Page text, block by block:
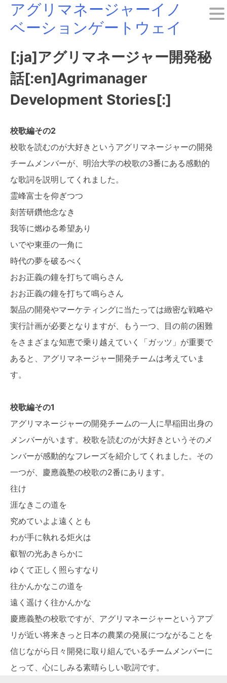
Skipアグリマネージャーイノ
ベーションゲートウェイ
[:ja]アグリマネージャー開発秘
話[:en]Agrimanager
Development Stories[:]
校歌編その2
校歌を読むのが大好きというアグリマネージャーの開発
チームメンバーが、明治大学の校歌の3番にある感動的
な歌詞を説明してくれました。
霊峰富士を仰ぎつつ
刻苦研鑽他念なき
我等に燃ゆる希望あり
いでや東亜の一角に
時代の夢を破るべく
おお正義の鐘を打ちて鳴らさん
おお正義の鐘を打ちて鳴らさん
製品の開発やマーケティングに当たっては緻密な戦略や
実行計画が必要となりますが、もう一つ、目の前の困難
をさまざまな知恵で乗り越えていく「ガッツ」が重要で
あると、アグリマネージャー開発チームは考えていま
す。
校歌編その1
アグリマネージャーの開発チームの一人に早稲田出身の
メンバーがいます。校歌を読むのが大好きというそのメ
ンバーが感動的なフレーズを紹介してくれました。その
一つが、慶應義塾の校歌の2番にあります。
往け
涯なきこの道を
究めていよよ遠くとも
わが手に執れる炬火は
叡智の光あきらかに
ゆくて正しく照らすなり
往かんかなこの道を
遠く遥けく往かんかな
慶應義塾の校歌ですが、アグリマネージャーというアプ
リが近い将来きっと日本の農業の発展につながることを
信じながら日々開発に取り組んでいるチームメンバーに
とって、心にしみる素晴らしい歌詞です。